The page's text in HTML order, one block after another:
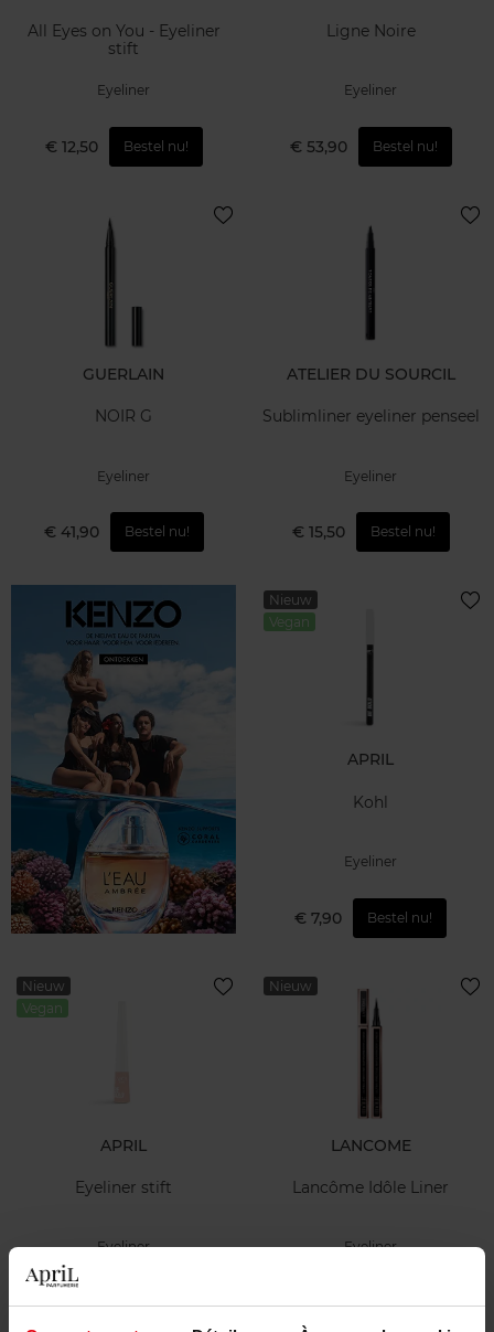
All Eyes on You - Eyeliner
stift
Eyeliner
€ 12,50 Bestel nu!
Ligne Noire
Eyeliner
€ 53,90 Bestel nu!
GUERLAIN
NOIR G
Eyeliner
€ 41,90 Bestel nu!
ATELIER DU SOURCIL
Sublimliner eyeliner penseel
Eyeliner
€ 15,50 Bestel nu!
Nieuw
Vegan
APRIL
Kohl
Eyeliner
€ 7,90 Bestel nu!
Nieuw
Vegan
APRIL
Eyeliner stift
Eyeliner
€ 13,50 Bestel nu!
Nieuw
LANCOME
Lancôme Idôle Liner
Eyeliner
€ 39,90 Bestel nu!